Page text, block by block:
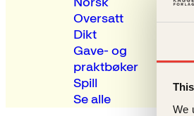
We
Oversatt
Dikt
Gave- og
praktbøker
Spill
Se alle